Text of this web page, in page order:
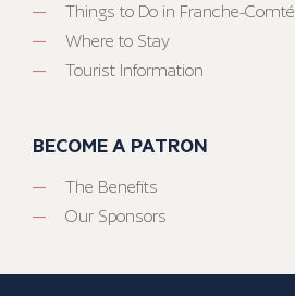
Things to Do in Franche-Comté
Where to Stay
Tourist Information
BECOME A PATRON
The Benefits
Our Sponsors